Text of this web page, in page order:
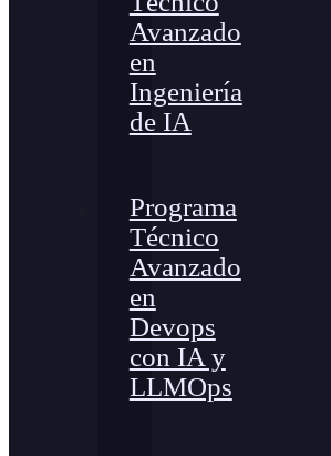
Avanzado
en
Ingeniería
de IA
Programa
Técnico
Avanzado
en
Devops
con IA y
LLMOps